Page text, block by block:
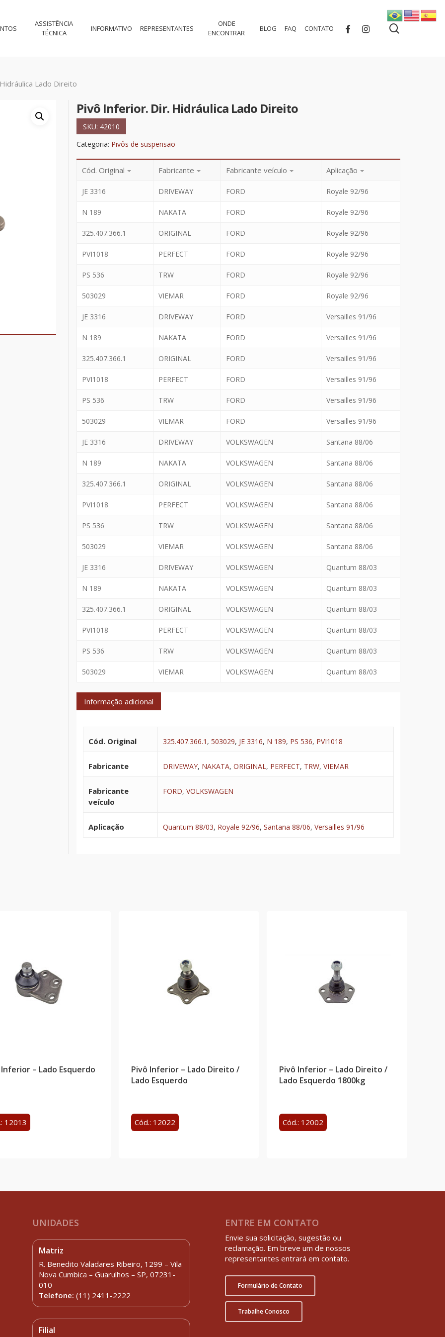
ASSISTÊNCIA
TÉCNICA
INFORMATIVO REPRESENTANTES
ONDE
ENCONTRAR
BLOG FAQ CONTATO FACEBOOKINSTAGRAM
Lado Direito
Pivô Inferior. Dir. Hidráulica Lado Direito
SKU: 42010
Categoria: Pivôs de suspensão
Cód. Original Fabricante Fabricante veículo Aplicação
JE 3316 DRIVEWAY FORD Royale 92/96
N 189 NAKATA FORD Royale 92/96
325.407.366.1 ORIGINAL FORD Royale 92/96
PVI1018 PERFECT FORD Royale 92/96
PS 536 TRW FORD Royale 92/96
503029 VIEMAR FORD Royale 92/96
JE 3316 DRIVEWAY FORD Versailles 91/96
N 189 NAKATA FORD Versailles 91/96
325.407.366.1 ORIGINAL FORD Versailles 91/96
PVI1018 PERFECT FORD Versailles 91/96
PS 536 TRW FORD Versailles 91/96
503029 VIEMAR FORD Versailles 91/96
JE 3316 DRIVEWAY VOLKSWAGEN Santana 88/06
N 189 NAKATA VOLKSWAGEN Santana 88/06
325.407.366.1 ORIGINAL VOLKSWAGEN Santana 88/06
PVI1018 PERFECT VOLKSWAGEN Santana 88/06
PS 536 TRW VOLKSWAGEN Santana 88/06
503029 VIEMAR VOLKSWAGEN Santana 88/06
JE 3316 DRIVEWAY VOLKSWAGEN Quantum 88/03
N 189 NAKATA VOLKSWAGEN Quantum 88/03
325.407.366.1 ORIGINAL VOLKSWAGEN Quantum 88/03
PVI1018 PERFECT VOLKSWAGEN Quantum 88/03
PS 536 TRW VOLKSWAGEN Quantum 88/03
503029 VIEMAR VOLKSWAGEN Quantum 88/03
Informação adicional
Cód. Original 325.407.366.1 , 503029, JE 3316, N 189, PS 536, PVI1018
Fabricante DRIVEWAY, NAKATA, ORIGINAL, PERFECT, TRW, VIEMAR
Fabricante
veículo
FORD, VOLKSWAGEN
Aplicação Quantum 88/03, Royale 92/96, Santana 88/06, Versailles 91/96
– Lado Esquerdo
12013
Pivô Inferior – Lado Direito /
Lado Esquerdo
Cód.: 12022
Pivô Inferior – Lado Direito /
Lado Esquerdo 1800kg
Cód.: 12002
UNIDADES
Matriz
R. Benedito Valadares Ribeiro, 1299 – Vila
Nova Cumbica – Guarulhos – SP, 07231-
010
Telefone:(11) 2411-2222
Filial
ENTRE EM CONTATO
Envie sua solicitação, sugestão ou
reclamação. Em breve um de nossos
representantes entrará em contato.
Formulário de Contato
Trabalhe Conosco